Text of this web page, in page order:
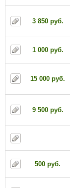
3 850 руб.
1 000 руб.
15 000 руб.
9 500 руб.
500 руб.